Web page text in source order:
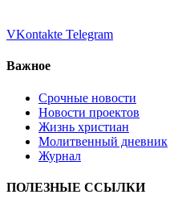
VKontakte Telegram
Важное
Срочные новости
Новости проектов
Жизнь христиан
Молитвенный дневник
Журнал
ПОЛЕЗНЫЕ ССЫЛКИ